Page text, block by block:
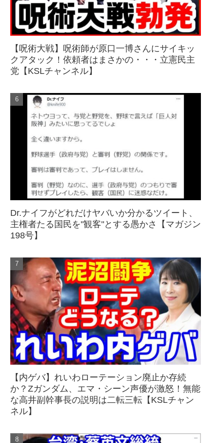
【呪術大戦】呪術師が原口一博さんにサイキッ
クアタック！依頼者はまさかの・・・立憲民主
党【KSLチャンネル】
Dr.ナイフがどれだけヤバいか分かるツイート、
主権者たる国民を"観客"とする愚かさ【マガジン
198号】
【内ゲバ】れいわローテーション廃止か存続
か？Zガンダム、エマ・シーン声優が激怒！無能
な高井副幹事長の説明は二転三転【KSLチャン
ネル】